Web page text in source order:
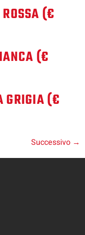
(€
(€
GRIGIA (€
Successivo